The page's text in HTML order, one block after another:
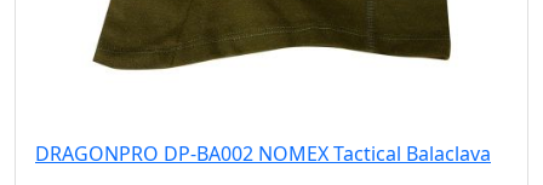
DRAGONPRO DP-BA002 NOMEX Tactical Balaclava